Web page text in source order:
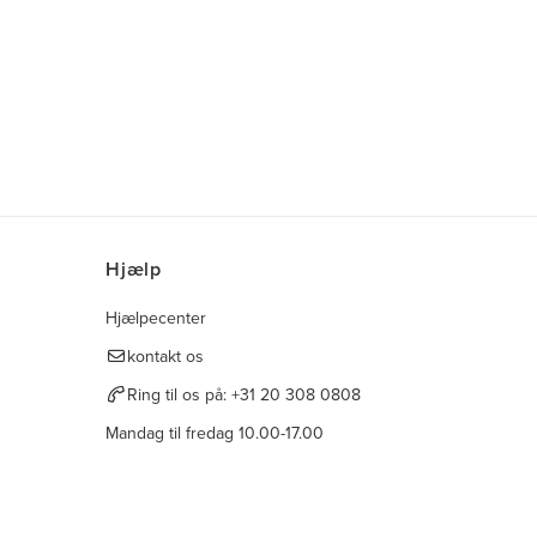
Hjælp
Hjælpecenter
kontakt os
Ring til os på: +31 20 308 0808
Mandag til fredag 10.00-17.00